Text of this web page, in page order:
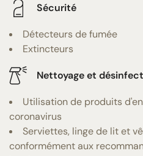
Sécurité
Détecteurs de fumée
Extincteurs
Nettoyage et
Utilisation de produits
coronavirus
Serviettes, linge de lit et
conformément aux